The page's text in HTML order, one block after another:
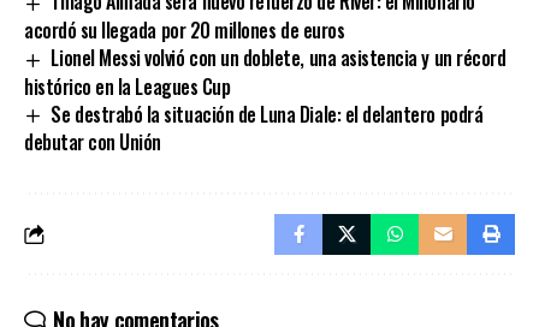
acordó su llegada por 20 millones de euros
Lionel Messi volvió con un doblete, una asistencia y un récord
histórico en la Leagues Cup
Se destrabó la situación de Luna Diale: el delantero podrá
debutar con Unión
No hay comentarios